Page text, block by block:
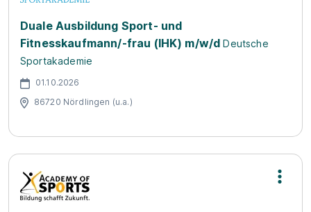
Duale Ausbildung Sport- und
Fitnesskaufmann/-frau (IHK) m/w/d Deutsche
Sportakademie
01.10.2026
86720 Nördlingen (u.a.)